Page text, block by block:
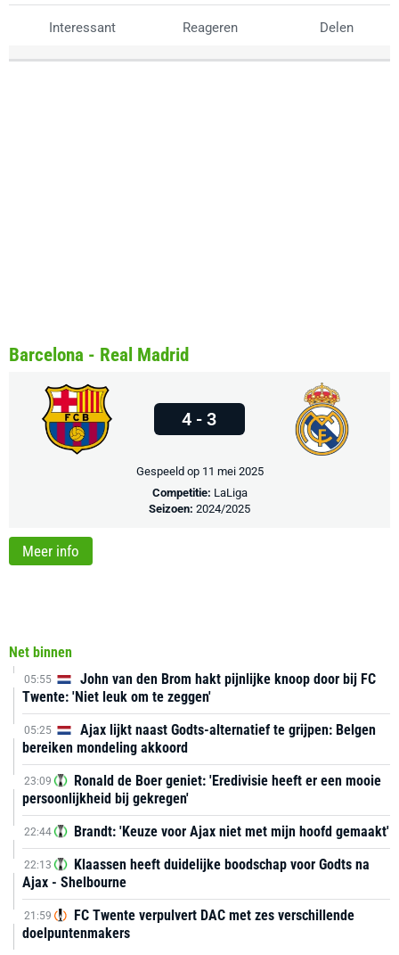
Interessant Reageren Delen
Net binnen
05:55
John van den Brom hakt pijnlijke knoop door bij FC
Twente: 'Niet leuk om te zeggen'
05:25
Ajax lijkt naast Godts-alternatief te grijpen: Belgen
bereiken mondeling akkoord
23:09
Ronald de Boer geniet: 'Eredivisie heeft er een mooie
persoonlijkheid bij gekregen'
22:44 Brandt: 'Keuze voor Ajax niet met mijn hoofd gemaakt'
22:13
Klaassen heeft duidelijke boodschap voor Godts na
Ajax - Shelbourne
21:59
FC Twente verpulvert DAC met zes verschillende
doelpuntenmakers
Barcelona - Real Madrid
4 - 3
Gespeeld op 11 mei 2025
Competitie: LaLiga
Seizoen: 2024/2025
Meer info